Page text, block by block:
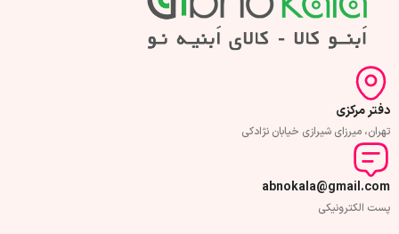
دفتر مرکزی
تهران، میرزای شیرازی خیابان نژادکی
abnokala@gmail.com
پست الکترونیکی